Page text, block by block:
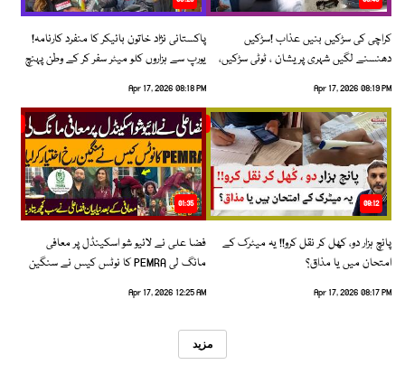
کراچی کی سڑکیں بنیں عذاب !سڑکیں
دھنسنے لگیں شہری پریشان ، ٹوٹی سڑکیں،
Apr 17, 2026 08:19 PM
پاکستانی نژاد خاتون بائیکر کا منفرد کارنامہ!
یورپ سے ہزاروں کلو میٹر سفر کر کے وطن پہنچ
Apr 17, 2026 08:18 PM
09:12
پانچ ہزار دو، کھل کر نقل کرو!! یہ میٹرک کے
امتحان میں یا مذاق؟
Apr 17, 2026 08:17 PM
01:35
فضا علی نے لائیو شو اسکینڈل پر معافی
مانگ لی PEMRA کا نوٹس کیس نے سنگین
Apr 17, 2026 12:25 AM
مزید